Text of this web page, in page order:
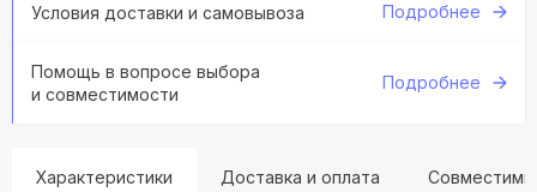
Условия доставки и самовывоза Подробнее
Помощь в вопросе выбора
и совместимости
Подробнее
Характеристики Доставка и оплата